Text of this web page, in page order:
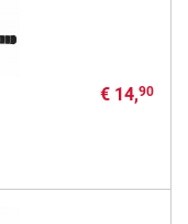
€ 14,90